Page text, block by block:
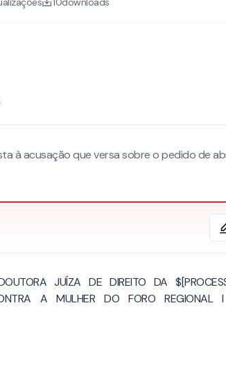
à acusação que versa sobre o pedido de
JUÍZA DE DIREITO DA
A MULHER DO FORO REGIONAL